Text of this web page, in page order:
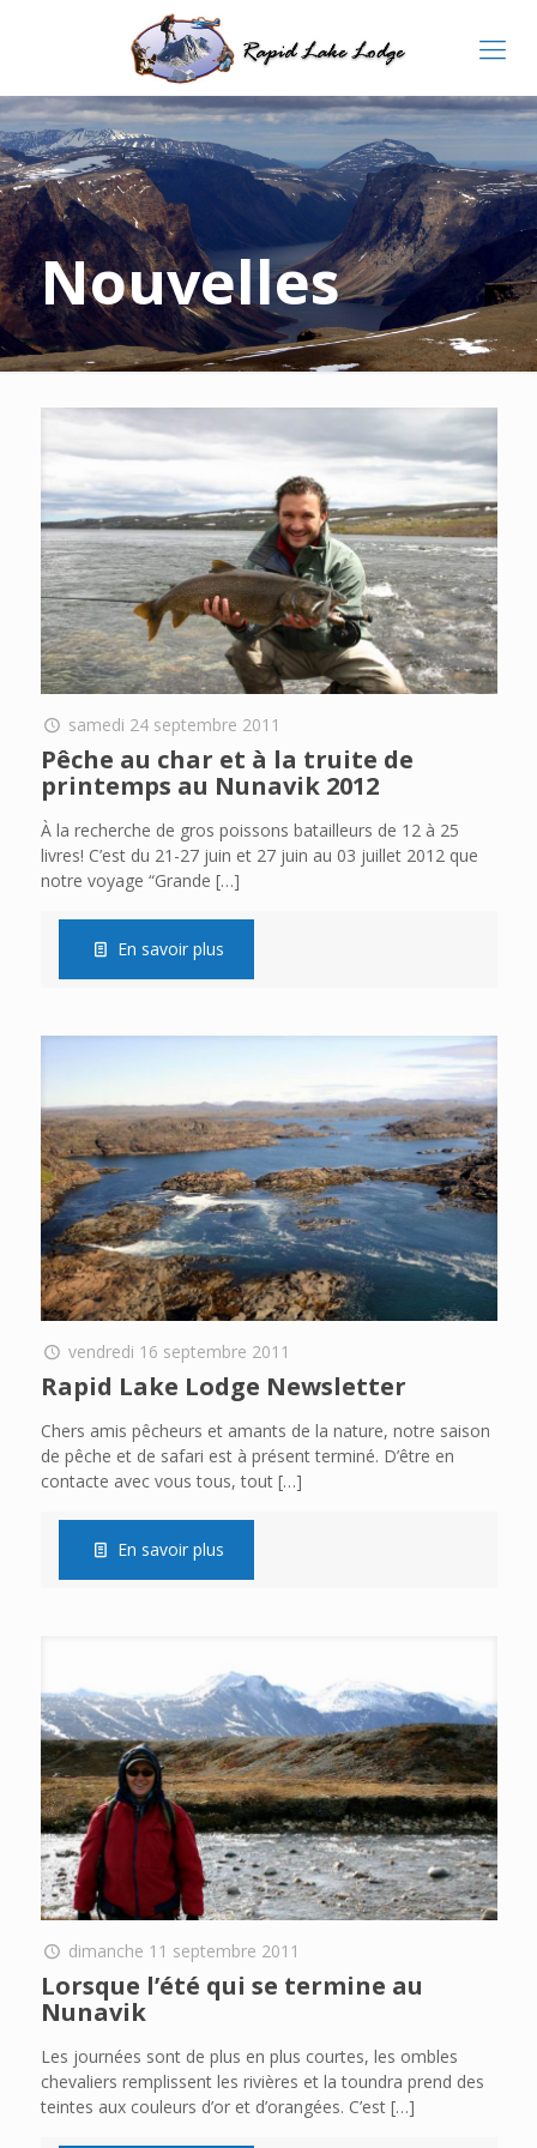
Nouvelles
samedi 24 septembre 2011
Pêche au char et à la truite de
printemps au Nunavik 2012
À la recherche de gros poissons batailleurs de 12 à 25
livres! C’est du 21-27 juin et 27 juin au 03 juillet 2012 que
notre voyage “Grande […]
En savoir plus
vendredi 16 septembre 2011
Rapid Lake Lodge Newsletter
Chers amis pêcheurs et amants de la nature, notre saison
de pêche et de safari est à présent terminé. D’être en
contacte avec vous tous, tout[…]
En savoir plus
dimanche 11 septembre 2011
Lorsque l’été qui se termine au
Nunavik
Les journées sont de plus en plus courtes, les ombles
chevaliers remplissent les rivières et la toundra prend des
teintes aux couleurs d’or et d’orangées. C’est[…]